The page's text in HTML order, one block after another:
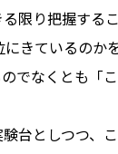
限り把握する
きているのか
でなくとも「
台としつつ、